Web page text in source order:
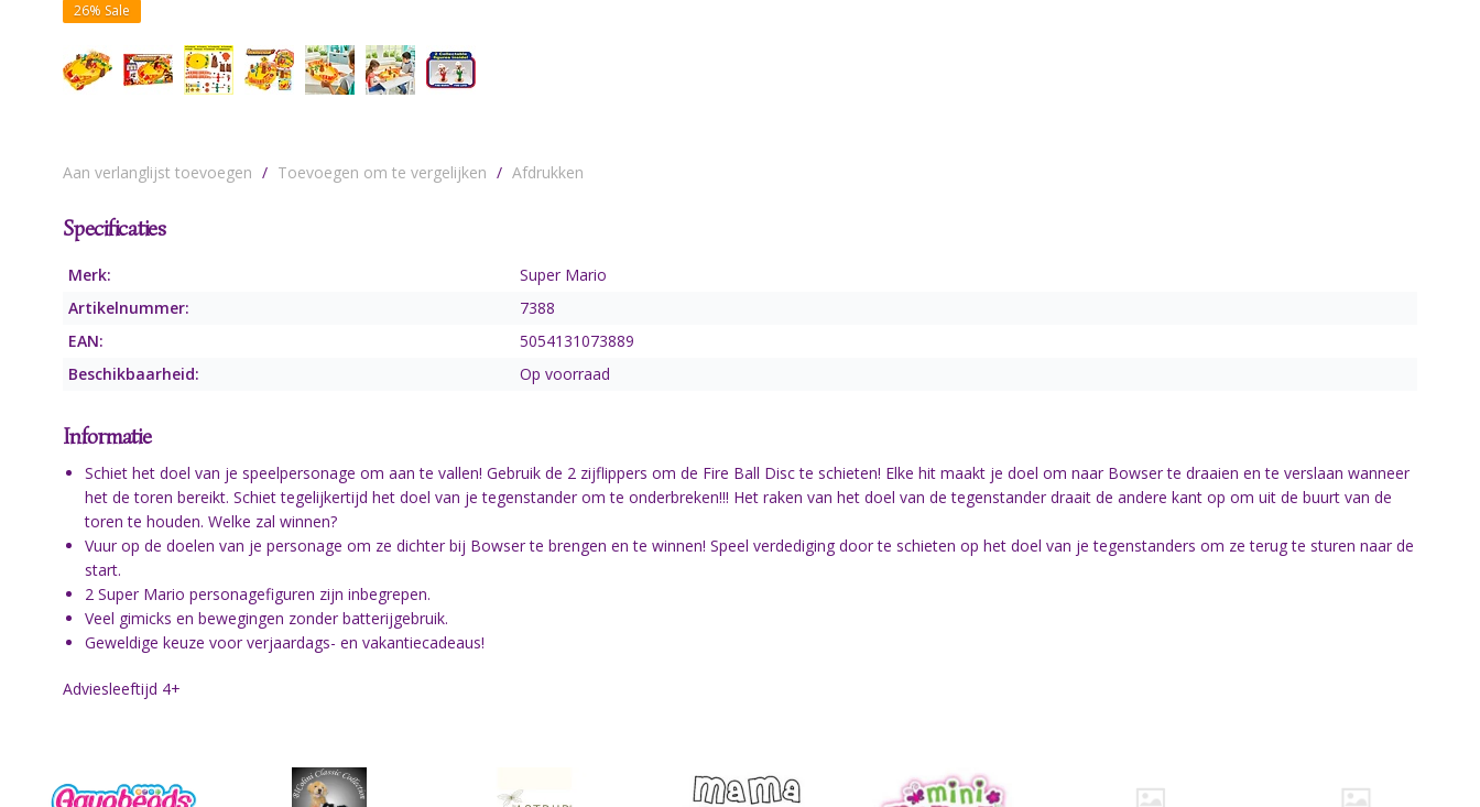
26% Sale
Aan verlanglijst toevoegen / Toevoegen om te vergelijken / Afdrukken
Specificaties
Merk:
Super Mario
Artikelnummer:
7388
EAN:
5054131073889
Beschikbaarheid:
Op voorraad
Informatie
Schiet het doel van je speelpersonage om aan te vallen! Gebruik de 2 zijflippers om de Fire Ball Disc te schieten! Elke hit maakt je doel om naar Bowser te draaien en te verslaan wanneer
het de toren bereikt. Schiet tegelijkertijd het doel van je tegenstander om te onderbreken!!! Het raken van het doel van de tegenstander draait de andere kant op om uit de buurt van de
toren te houden. Welke zal winnen?
Vuur op de doelen van je personage om ze dichter bij Bowser te brengen en te winnen! Speel verdediging door te schieten op het doel van je tegenstanders om ze terug te sturen naar de
start.
2 Super Mario personagefiguren zijn inbegrepen.
Veel gimicks en bewegingen zonder batterijgebruik.
Geweldige keuze voor verjaardags- en vakantiecadeaus!
Adviesleeftijd 4+